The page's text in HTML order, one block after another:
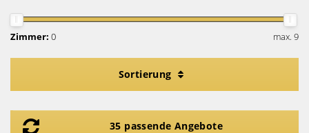
Zimmer: 0 max. 9
Sortierung
35 passende Angebote